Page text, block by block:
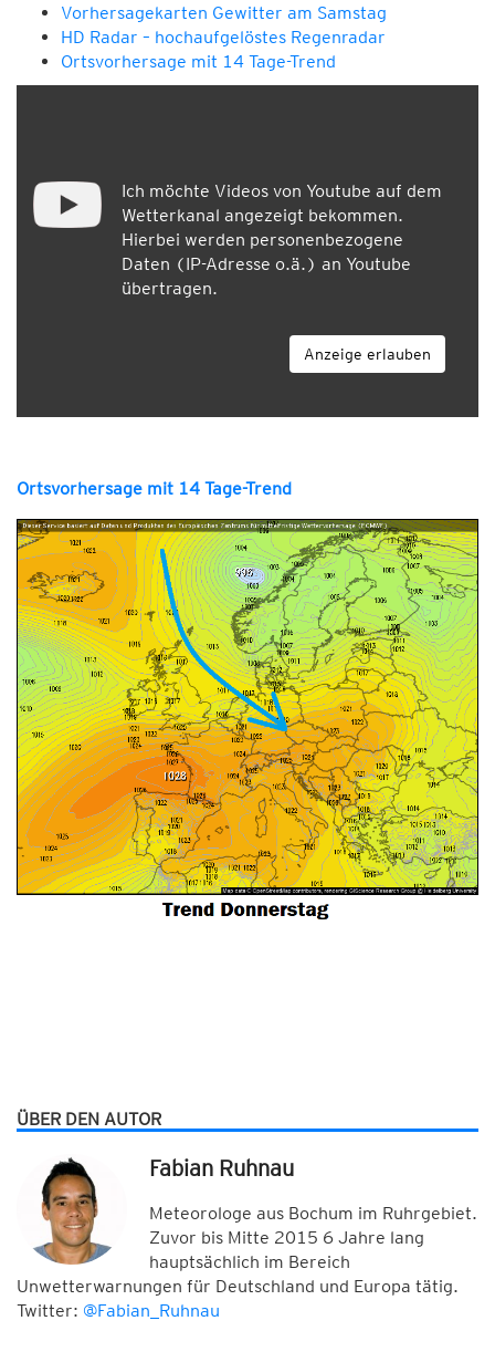
Vorhersagekarten Gewitter am Samstag
HD Radar – hochaufgelöstes Regenradar
Ortsvorhersage mit 14 Tage-Trend
Ich möchte Videos von Youtube auf dem
Wetterkanal angezeigt bekommen.
Hierbei werden personenbezogene
Daten (IP-Adresse o.ä.) an Youtube
übertragen.
Anzeige erlauben
Ortsvorhersage mit 14 Tage-Trend
ÜBER DEN AUTOR
Fabian Ruhnau
Meteorologe aus Bochum im Ruhrgebiet.
Zuvor bis Mitte 2015 6 Jahre lang
hauptsächlich im Bereich
Unwetterwarnungen für Deutschland und Europa tätig.
Twitter: @Fabian_Ruhnau